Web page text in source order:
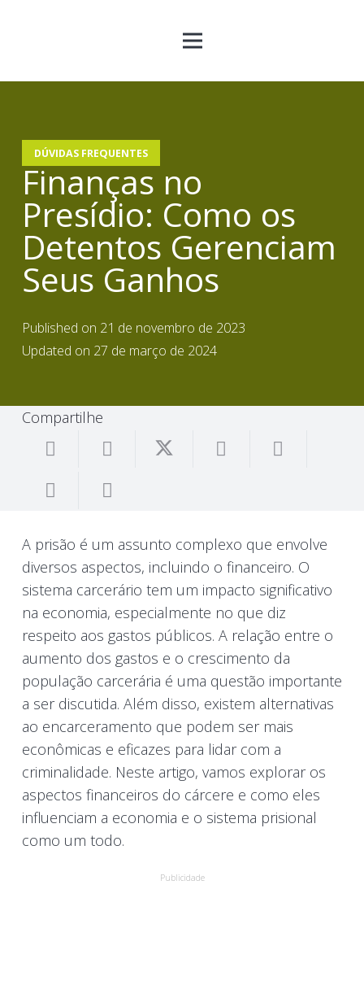
DÚVIDAS FREQUENTES
Finanças no
Presídio: Como os
Detentos Gerenciam
Seus Ganhos
Published on 21 de novembro de 2023
Updated on 27 de março de 2024
Compartilhe
A prisão é um assunto complexo que envolve
diversos aspectos, incluindo o financeiro. O
sistema carcerário tem um impacto significativo
na economia, especialmente no que diz
respeito aos gastos públicos. A relação entre o
aumento dos gastos e o crescimento da
população carcerária é uma questão importante
a ser discutida. Além disso, existem alternativas
ao encarceramento que podem ser mais
econômicas e eficazes para lidar com a
criminalidade. Neste artigo, vamos explorar os
aspectos financeiros do cárcere e como eles
influenciam a economia e o sistema prisional
como um todo.
Publicidade